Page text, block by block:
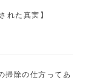
れた真実】
掃除の仕方ってあ